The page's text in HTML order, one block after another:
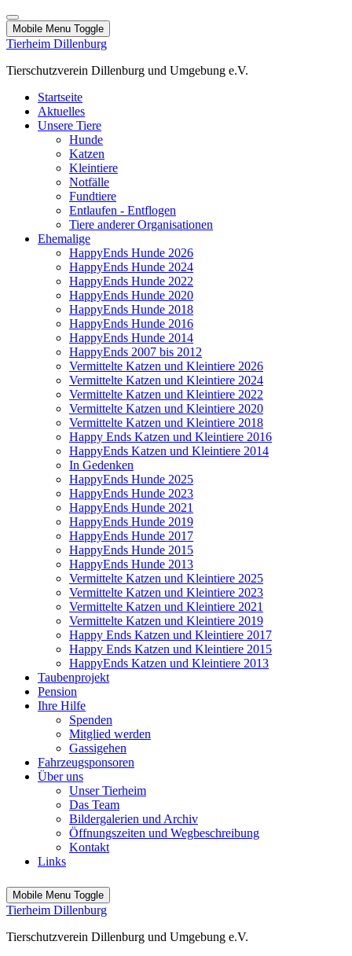
Mobile Menu Toggle
Tierheim Dillenburg
Tierschutzverein Dillenburg und Umgebung e.V.
Startseite
Aktuelles
Unsere Tiere
Hunde
Katzen
Kleintiere
Notfälle
Fundtiere
Entlaufen - Entflogen
Tiere anderer Organisationen
Ehemalige
HappyEnds Hunde 2026
HappyEnds Hunde 2024
HappyEnds Hunde 2022
HappyEnds Hunde 2020
HappyEnds Hunde 2018
HappyEnds Hunde 2016
HappyEnds Hunde 2014
HappyEnds 2007 bis 2012
Vermittelte Katzen und Kleintiere 2026
Vermittelte Katzen und Kleintiere 2024
Vermittelte Katzen und Kleintiere 2022
Vermittelte Katzen und Kleintiere 2020
Vermittelte Katzen und Kleintiere 2018
Happy Ends Katzen und Kleintiere 2016
HappyEnds Katzen und Kleintiere 2014
In Gedenken
HappyEnds Hunde 2025
HappyEnds Hunde 2023
HappyEnds Hunde 2021
HappyEnds Hunde 2019
HappyEnds Hunde 2017
HappyEnds Hunde 2015
HappyEnds Hunde 2013
Vermittelte Katzen und Kleintiere 2025
Vermittelte Katzen und Kleintiere 2023
Vermittelte Katzen und Kleintiere 2021
Vermittelte Katzen und Kleintiere 2019
Happy Ends Katzen und Kleintiere 2017
Happy Ends Katzen und Kleintiere 2015
HappyEnds Katzen und Kleintiere 2013
Taubenprojekt
Pension
Ihre Hilfe
Spenden
Mitglied werden
Gassigehen
Fahrzeugsponsoren
Über uns
Unser Tierheim
Das Team
Bildergalerien und Archiv
Öffnungszeiten und Wegbeschreibung
Kontakt
Links
Mobile Menu Toggle
Tierheim Dillenburg
Tierschutzverein Dillenburg und Umgebung e.V.